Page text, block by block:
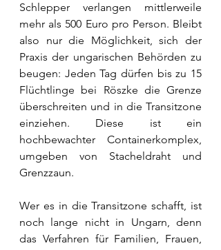
Schlepper verlangen mittlerweile
mehr als 500 Euro pro Person. Bleibt
also nur die Möglichkeit, sich der
Praxis der ungarischen Behörden zu
beugen: Jeden Tag dürfen bis zu 15
Flüchtlinge bei Röszke die Grenze
überschreiten und in die Transitzone
einziehen. Diese ist ein
hochbewachter Containerkomplex,
umgeben von Stacheldraht und
Grenzzaun.
Wer es in die Transitzone schafft, ist
noch lange nicht in Ungarn, denn
das Verfahren für Familien, Frauen,